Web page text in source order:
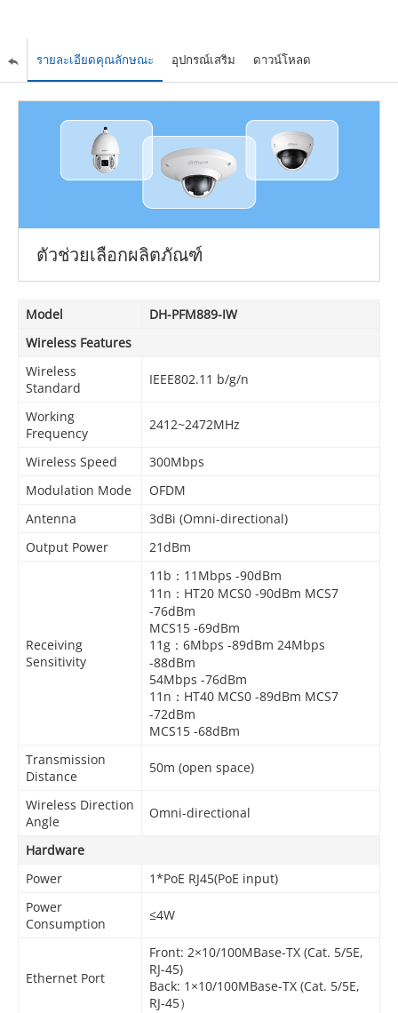
รายละเอียดคุณลักษณะ อุปกรณ์เสริม ดาวน์โหลด
ตัวช่วยเลือกผลิตภัณฑ์
Model
DH-PFM889-IW
Wireless Features
Wireless
Standard
IEEE802.11 b/g/n
Working
Frequency
2412~2472MHz
Wireless Speed
300Mbps
Modulation Mode
OFDM
Antenna
3dBi (Omni-directional)
Output Power
21dBm
Receiving
Sensitivity
11b：11Mbps -90dBm
11n：HT20 MCS0 -90dBm MCS7
-76dBm
MCS15 -69dBm
11g：6Mbps -89dBm 24Mbps
-88dBm
54Mbps -76dBm
11n：HT40 MCS0 -89dBm MCS7
-72dBm
MCS15 -68dBm
Transmission
Distance
50m (open space)
Wireless Direction
Angle
Omni-directional
Hardware
Power
1*PoE RJ45(PoE input)
Power
Consumption
≤4W
Ethernet Port
Front: 2×10/100MBase-TX (Cat. 5/5E,
RJ-45)
Back: 1×10/100MBase-TX (Cat. 5/5E,
RJ-45）